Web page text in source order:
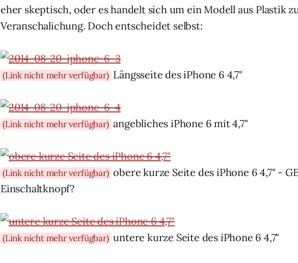
eher skeptisch, oder es handelt sich um ein Modell aus Plastik
Veranschalichung. Doch entscheidet selbst:
(Link nicht mehr verfügbar)Längsseite des iPhone 6 4,7"
(Link nicht mehr verfügbar)angebliches iPhone 6 mit 4,7"
(Link nicht mehr verfügbar)obere kurze Seite des iPhone 6 4,7" -
Einschaltknopf?
(Link nicht mehr verfügbar)untere kurze Seite des iPhone 6 4,7"